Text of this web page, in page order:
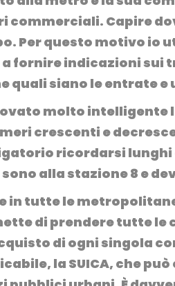
commerciali. Capire
Per questo motivo io
fornire indicazioni sui
quali siano le entrate
molto intelligente
crescenti e
ricordarsi lunghi
sono alla stazione 8 e
in tutte le
di prendere tutte le
di ogni singola
laSUICA, che